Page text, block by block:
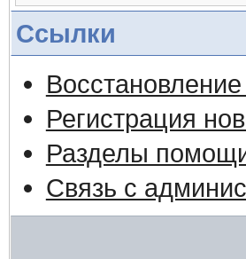
Ссылки
Регистрация
Разделы
Связь с